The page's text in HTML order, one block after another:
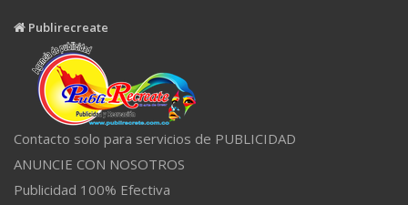
Publirecreate
Contacto solo para servicios de PUBLICIDAD
ANUNCIE CON NOSOTROS
Publicidad 100% Efectiva